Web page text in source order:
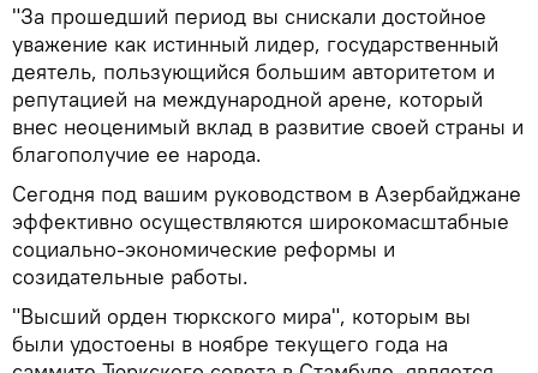
"За прошедший период вы снискали достойное
уважение как истинный лидер, государственный
деятель, пользующийся большим авторитетом и
репутацией на международной арене, который
внес неоценимый вклад в развитие своей страны и
благополучие ее народа.
Сегодня под вашим руководством в Азербайджане
эффективно осуществляются широкомасштабные
социально-экономические реформы и
созидательные работы.
"Высший орден тюркского мира", которым вы
были удостоены в ноябре текущего года на